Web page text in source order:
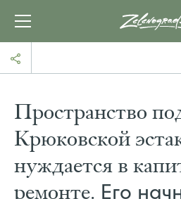
Пространство
Крюковской
нуждается в
ремонте. Его